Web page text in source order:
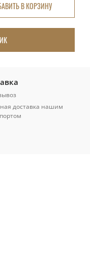
В КОРЗИНУ
доставка нашим